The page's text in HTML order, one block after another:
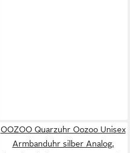
OOZOO Quarzuhr Oozoo Unisex
Armbanduhr silber Analog,